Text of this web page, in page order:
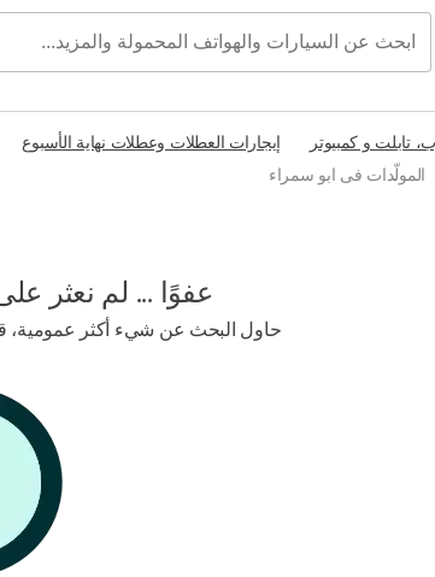
تابلت و كمبيوتر إيجارات العطلات وعطلات نهاية الأسبوع
المولّدات فى ابو سمراء
عفوًا ... لم نعثر
حاول البحث عن شيء أكثر عمومية، قم